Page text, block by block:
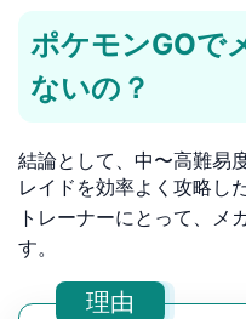
ポケモンGOで
ないの？
結論として、中〜高難易
レイドを効率よく攻略し
トレーナーにとって、メ
す。
理由